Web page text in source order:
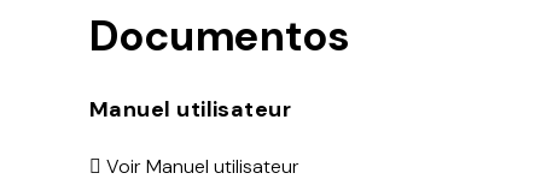
Documentos
Manuel utilisateur
Voir Manuel utilisateur